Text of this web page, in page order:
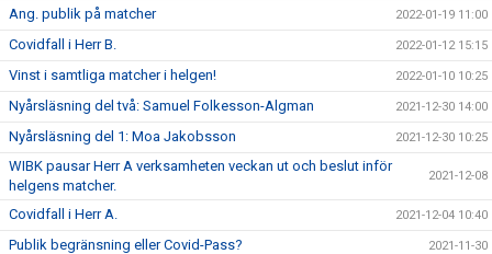
Ang. publik på matcher 2022-01-19 11:00
Covidfall i Herr B. 2022-01-12 15:15
Vinst i samtliga matcher i helgen! 2022-01-10 10:25
Nyårsläsning del två: Samuel Folkesson-Algman 2021-12-30 14:00
Nyårsläsning del 1: Moa Jakobsson 2021-12-30 10:25
WIBK pausar Herr A verksamheten veckan ut och beslut inför
helgens matcher.
2021-12-08
Covidfall i Herr A. 2021-12-04 10:40
Publik begränsning eller Covid-Pass? 2021-11-30